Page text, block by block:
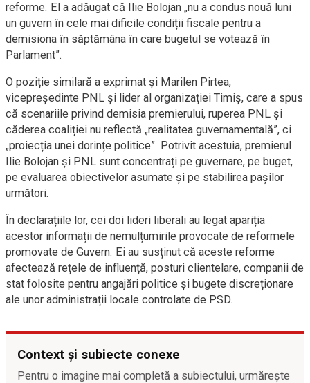
reforme. El a adăugat că Ilie Bolojan „nu a condus nouă luni
un guvern în cele mai dificile condiții fiscale pentru a
demisiona în săptămâna în care bugetul se votează în
Parlament”.
O poziție similară a exprimat și Marilen Pirtea,
vicepreședinte PNL și lider al organizației Timiș, care a spus
că scenariile privind demisia premierului, ruperea PNL și
căderea coaliției nu reflectă „realitatea guvernamentală”, ci
„proiecția unei dorințe politice”. Potrivit acestuia, premierul
Ilie Bolojan și PNL sunt concentrați pe guvernare, pe buget,
pe evaluarea obiectivelor asumate și pe stabilirea pașilor
următori.
În declarațiile lor, cei doi lideri liberali au legat apariția
acestor informații de nemulțumirile provocate de reformele
promovate de Guvern. Ei au susținut că aceste reforme
afectează rețele de influență, posturi clientelare, companii de
stat folosite pentru angajări politice și bugete discreționare
ale unor administrații locale controlate de PSD.
Context și subiecte conexe
Pentru o imagine mai completă a subiectului, urmărește